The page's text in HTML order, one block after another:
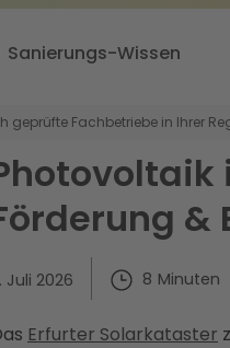
Sanierungs-Wissen
geprüfte Fachbetriebe in Ihrer
&
Juli 2026 8 Minuten
Erfurter Solarkataster